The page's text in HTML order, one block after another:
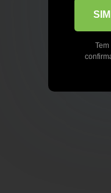
SIM